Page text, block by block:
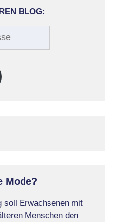
BLOG:
Mode?
soll Erwachsenen mit
Menschen den